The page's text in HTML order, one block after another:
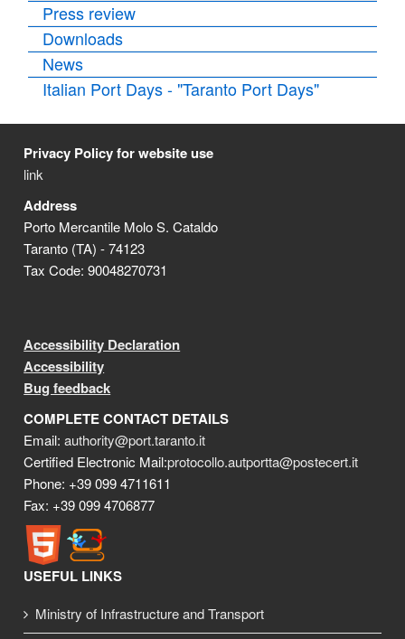
Press review
Downloads
News
Italian Port Days - "Taranto Port Days"
Privacy Policy for website use
link
Address
Porto Mercantile Molo S. Cataldo
Taranto (TA) - 74123
Tax Code: 90048270731
Accessibility Declaration
Accessibility
Bug feedback
COMPLETE CONTACT DETAILS
Email:authority@port.taranto.it
Certified Electronic Mail:protocollo.autportta@postecert.it
Phone: +39 099 4711611
Fax: +39 099 4706877
USEFUL LINKS
Ministry of Infrastructure and Transport